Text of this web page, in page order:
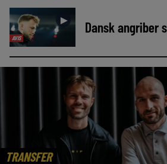
AVIS
► Dansk angriber
TRANSFER